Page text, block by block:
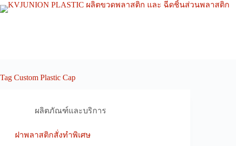
Skip
to
Tag Custom Plastic Cap
ผลิตภัณฑ์และบริการ
ฝาพลาสติกสั่งทำพิเศษ